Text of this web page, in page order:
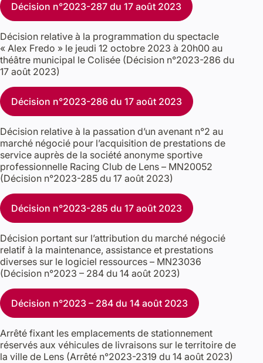
Décision n°2023-287 du 17 août 2023
Décision relative à la programmation du spectacle
« Alex Fredo » le jeudi 12 octobre 2023 à 20h00 au
théâtre municipal le Colisée (Décision n°2023-286 du
17 août 2023)
Décision n°2023-286 du 17 août 2023
Décision relative à la passation d’un avenant n°2 au
marché négocié pour l’acquisition de prestations de
service auprès de la société anonyme sportive
professionnelle Racing Club de Lens – MN20052
(Décision n°2023-285 du 17 août 2023)
Décision n°2023-285 du 17 août 2023
Décision portant sur l’attribution du marché négocié
relatif à la maintenance, assistance et prestations
diverses sur le logiciel ressources – MN23036
(Décision n°2023 – 284 du 14 août 2023)
Décision n°2023 – 284 du 14 août 2023
Arrêté fixant les emplacements de stationnement
réservés aux véhicules de livraisons sur le territoire de
la ville de Lens (Arrêté n°2023-2319 du 14 août 2023)